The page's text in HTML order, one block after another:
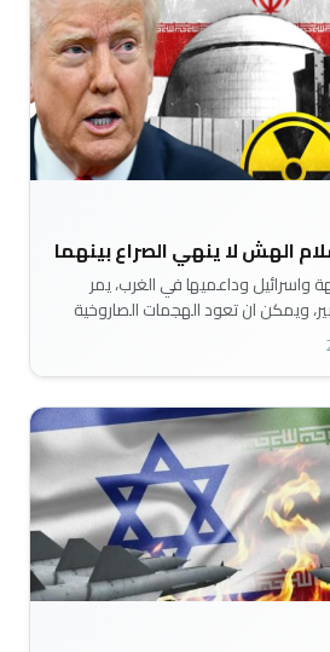
مهما كانت درجة خطورتها..
الهش لا ينهي الصراع بينهما
واسرائيل وداعميها في الغرب، يمر
ويمكن ان تعود الهجمات الصاروخية
ان يكون تدخل الولايات المتحدة
أطراف الصراع الى حالتهما التصارعية..